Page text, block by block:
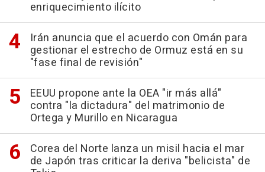
enriquecimiento ilícito
Irán anuncia que el acuerdo con Omán para
gestionar el estrecho de Ormuz está en su
"fase final de revisión"
EEUU propone ante la OEA "ir más allá"
contra "la dictadura" del matrimonio de
Ortega y Murillo en Nicaragua
Corea del Norte lanza un misil hacia el mar
de Japón tras criticar la deriva "belicista" de